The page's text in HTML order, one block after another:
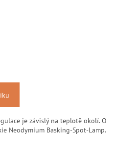
je závislý na teplotě okolí. O
Neodymium Basking-Spot-Lamp.